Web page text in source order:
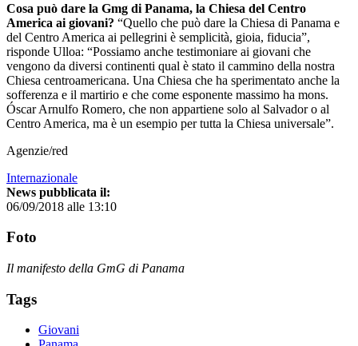
Cosa può dare la Gmg di Panama, la Chiesa del Centro
America ai giovani? “Quello che può dare la Chiesa di Panama e
del Centro America ai pellegrini è semplicità, gioia, fiducia”,
risponde Ulloa: “Possiamo anche testimoniare ai giovani che
vengono da diversi continenti qual è stato il cammino della nostra
Chiesa centroamericana. Una Chiesa che ha sperimentato anche la
sofferenza e il martirio e che come esponente massimo ha mons.
Óscar Arnulfo Romero, che non appartiene solo al Salvador o al
Centro America, ma è un esempio per tutta la Chiesa universale”.
Agenzie/red
Internazionale
News pubblicata il:
06/09/2018 alle 13:10
Foto
Il manifesto della GmG di Panama
Tags
Giovani